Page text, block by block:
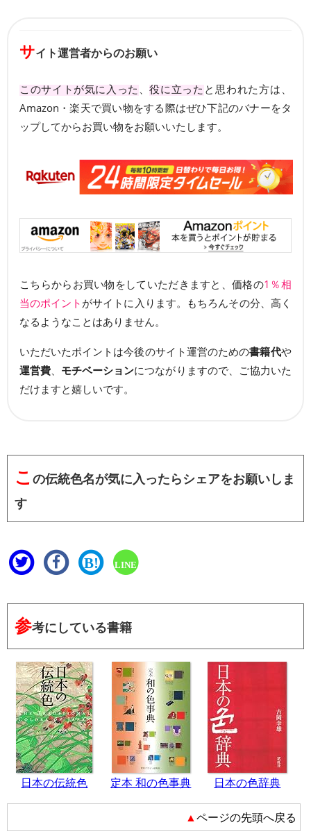
サイト運営者からのお願い
このサイトが気に入った 役に立った と思われた方は、
Amazon・楽天で買い物をする際はぜひ下記のバナーをタ
ップしてからお買い物をお願いいたします。
こちらからお買い物をしていただきますと、価格の1％相
当のポイント がサイトに入ります。もちろんその分、高く
なるようなことはありません。
いただいたポイントは今後のサイト運営のための書籍代や
運営費
モチベーションにつながりますので、ご協力いた
だけますと嬉しいです。
こ の伝統色名が気に入ったらシェアをお願いしま
す
B! LINE
参考にしている書籍
日本の伝統色 定本 和の色事典 日本の色辞典
▲ページの先頭へ戻る